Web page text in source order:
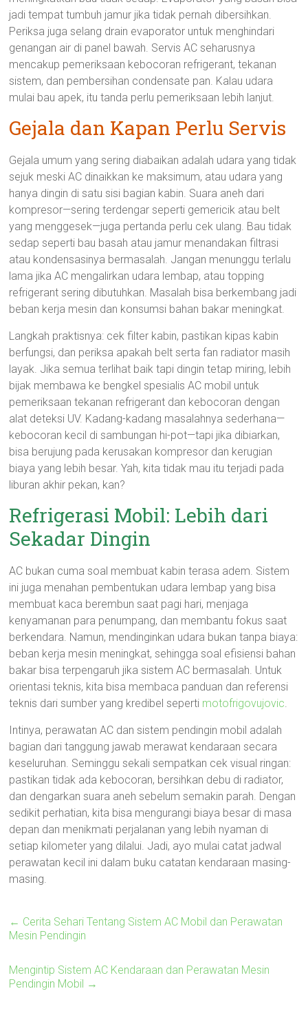
jadi tempat tumbuh jamur jika tidak pernah dibersihkan.
Periksa juga selang drain evaporator untuk menghindari
genangan air di panel bawah. Servis AC seharusnya
mencakup pemeriksaan kebocoran refrigerant, tekanan
sistem, dan pembersihan condensate pan. Kalau udara
mulai bau apek, itu tanda perlu pemeriksaan lebih lanjut.
Gejala dan Kapan Perlu Servis
Gejala umum yang sering diabaikan adalah udara yang tidak
sejuk meski AC dinaikkan ke maksimum, atau udara yang
hanya dingin di satu sisi bagian kabin. Suara aneh dari
kompresor—sering terdengar seperti gemericik atau belt
yang menggesek—juga pertanda perlu cek ulang. Bau tidak
sedap seperti bau basah atau jamur menandakan filtrasi
atau kondensasinya bermasalah. Jangan menunggu terlalu
lama jika AC mengalirkan udara lembap, atau topping
refrigerant sering dibutuhkan. Masalah bisa berkembang jadi
beban kerja mesin dan konsumsi bahan bakar meningkat.
Langkah praktisnya: cek filter kabin, pastikan kipas kabin
berfungsi, dan periksa apakah belt serta fan radiator masih
layak. Jika semua terlihat baik tapi dingin tetap miring, lebih
bijak membawa ke bengkel spesialis AC mobil untuk
pemeriksaan tekanan refrigerant dan kebocoran dengan
alat deteksi UV. Kadang-kadang masalahnya sederhana—
kebocoran kecil di sambungan hi-pot—tapi jika dibiarkan,
bisa berujung pada kerusakan kompresor dan kerugian
biaya yang lebih besar. Yah, kita tidak mau itu terjadi pada
liburan akhir pekan, kan?
Refrigerasi Mobil: Lebih dari
Sekadar Dingin
AC bukan cuma soal membuat kabin terasa adem. Sistem
ini juga menahan pembentukan udara lembap yang bisa
membuat kaca berembun saat pagi hari, menjaga
kenyamanan para penumpang, dan membantu fokus saat
berkendara. Namun, mendinginkan udara bukan tanpa biaya:
beban kerja mesin meningkat, sehingga soal efisiensi bahan
bakar bisa terpengaruh jika sistem AC bermasalah. Untuk
orientasi teknis, kita bisa membaca panduan dan referensi
teknis dari sumber yang kredibel seperti motofrigovujovic.
Intinya, perawatan AC dan sistem pendingin mobil adalah
bagian dari tanggung jawab merawat kendaraan secara
keseluruhan. Seminggu sekali sempatkan cek visual ringan:
pastikan tidak ada kebocoran, bersihkan debu di radiator,
dan dengarkan suara aneh sebelum semakin parah. Dengan
sedikit perhatian, kita bisa mengurangi biaya besar di masa
depan dan menikmati perjalanan yang lebih nyaman di
setiap kilometer yang dilalui. Jadi, ayo mulai catat jadwal
perawatan kecil ini dalam buku catatan kendaraan masing-
masing.
← Cerita Sehari Tentang Sistem AC Mobil dan Perawatan
Mesin Pendingin
Mengintip Sistem AC Kendaraan dan Perawatan Mesin
Pendingin Mobil →